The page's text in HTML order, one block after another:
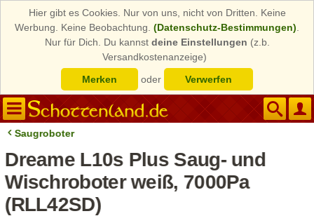
Hier gibt es Cookies. Nur von uns, nicht von Dritten. Keine
Werbung. Keine Beobachtung. (Datenschutz-Bestimmungen)
Nur für Dich. Du kannst deine Einstellungen (z.b.
Versandkostenanzeige)
Merken
oder Verwerfen
Saugroboter
Dreame L10s Plus Saug- und
Wischroboter weiß, 7000Pa
(RLL42SD)